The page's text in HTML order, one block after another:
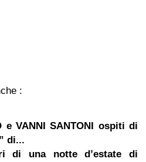
:
e VANNI SANTONI ospiti di
di...
di una notte d’estate di